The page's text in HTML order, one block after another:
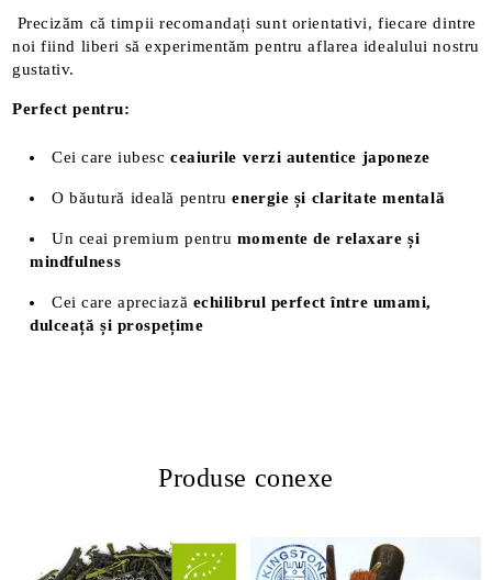
Precizăm că timpii recomandați sunt orientativi, fiecare dintre
noi fiind liberi să experimentăm pentru aflarea idealului nostru
gustativ.
Perfect pentru:
Cei care iubesc ceaiurile verzi autentice japoneze
O băutură ideală pentruenergie și claritate mentală
Un ceai premium pentru momente de relaxare și
mindfulness
Cei care apreciază echilibrul perfect între umami,
dulceață și prospețime
Produse conexe